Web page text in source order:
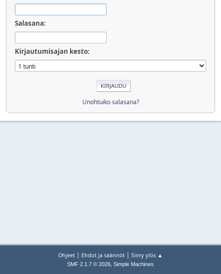
Salasana:
Kirjautumisajan kesto:
Unohtuiko salasana?
Ohjeet | Ehdot ja säännöt | Siirry ylös ▲
SMF 2.1.7 © 2026, Simple Machines